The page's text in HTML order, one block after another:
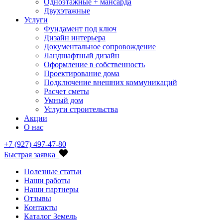
Одноэтажные + мансарда
Двухэтажные
Услуги
Фундамент под ключ
Дизайн интерьера
Документальное сопровождение
Ландшафтный дизайн
Оформление в собственность
Проектирование дома
Подключение внешних коммуникаций
Расчет сметы
Умный дом
Услуги строительства
Акции
О нас
+7 (927) 497-47-80
Быстрая заявка
Полезные статьи
Наши работы
Наши партнеры
Отзывы
Контакты
Каталог Земель